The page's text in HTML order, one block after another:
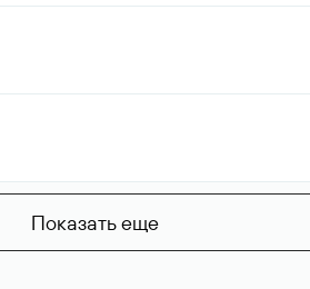
Показать еще